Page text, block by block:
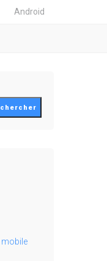
Android
mobile